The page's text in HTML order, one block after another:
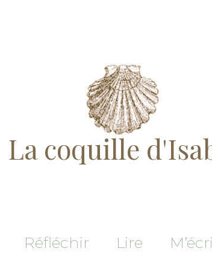
La coquille
Réfléchir Lire